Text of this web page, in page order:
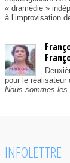
« dramédie »
à l’improvisation
pour le réalisateur
Nous sommes les
INFOLETTRE